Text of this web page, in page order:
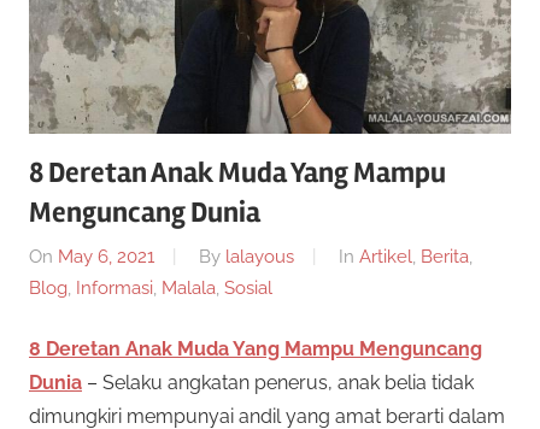
8 Deretan Anak Muda Yang Mampu
Menguncang Dunia
On May 6, 2021 By lalayous In Artikel, Berita,
Blog, Informasi, Malala, Sosial
8 Deretan Anak Muda Yang Mampu Menguncang
Dunia – Selaku angkatan penerus, anak belia tidak
dimungkiri mempunyai andil yang amat berarti dalam